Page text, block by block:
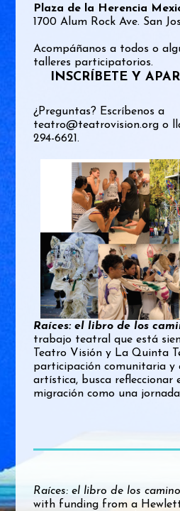
Plaza de la Herencia
1700 Alum Rock Ave. San
Acompáñanos a todos o
talleres participatorios.
INSCRÍBETE Y
¿Preguntas? Escríbenos a
teatro@teatrovision.org o
294-6621.
Raíces: el libro de los
trabajo teatral que está
Teatro Visión y La Quinta
participación comunitaria y
artística, busca refleccionar
migración como una
Raíces: el libro de los
with funding from a